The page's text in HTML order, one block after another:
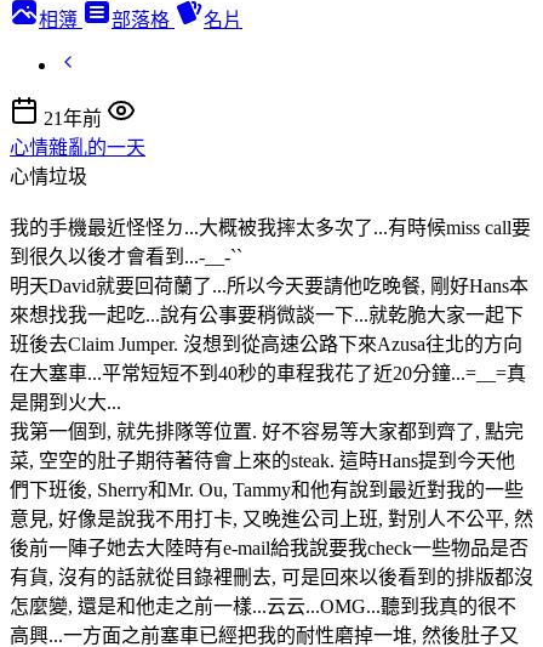
相簿 部落格 名片
21年前
心情雜亂的一天
心情垃圾
我的手機最近怪怪ㄉ...大概被我摔太多次了...有時候miss call要
到很久以後才會看到...-__-``
明天David就要回荷蘭了...所以今天要請他吃晚餐, 剛好Hans本
來想找我一起吃...說有公事要稍微談一下...就乾脆大家一起下
班後去Claim Jumper. 沒想到從高速公路下來Azusa往北的方向
在大塞車...平常短短不到40秒的車程我花了近20分鐘...=__=真
是開到火大...
我第一個到, 就先排隊等位置. 好不容易等大家都到齊了, 點完
菜, 空空的肚子期待著待會上來的steak. 這時Hans提到今天他
們下班後, Sherry和Mr. Ou, Tammy和他有說到最近對我的一些
意見, 好像是說我不用打卡, 又晚進公司上班, 對別人不公平, 然
後前一陣子她去大陸時有e-mail給我說要我check一些物品是否
有貨, 沒有的話就從目錄裡刪去, 可是回來以後看到的排版都沒
怎麼變, 還是和他走之前一樣...云云...OMG...聽到我真的很不
高興...一方面之前塞車已經把我的耐性磨掉一堆, 然後肚子又